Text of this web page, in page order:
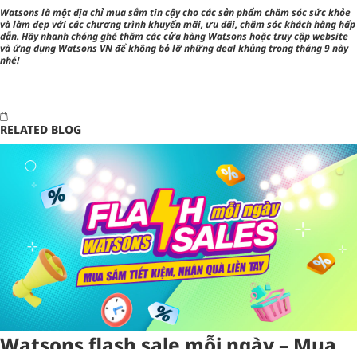
Watsons là một địa chỉ mua sắm tin cậy cho các sản phẩm chăm sóc sức khỏe
và làm đẹp với các chương trình khuyến mãi, ưu đãi, chăm sóc khách hàng hấp
dẫn. Hãy nhanh chóng ghé thăm các cửa hàng Watsons hoặc truy cập website
và ứng dụng Watsons VN để không bỏ lỡ những deal khủng trong tháng 9 này
nhé!
RELATED BLOG